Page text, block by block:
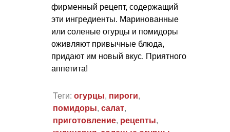
фирменный рецепт, содержащий
эти ингредиенты. Маринованные
или соленые огурцы и помидоры
оживляют привычные блюда,
придают им новый вкус. Приятного
аппетита!
Теги: огурцы, пироги,
помидоры, салат,
приготовление, рецепты,